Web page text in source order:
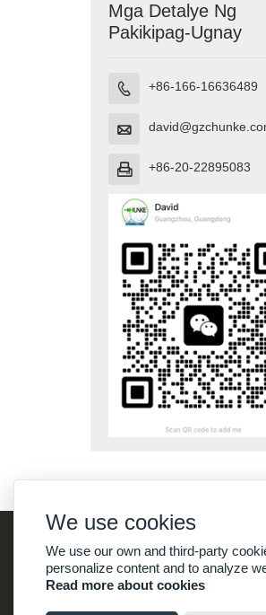
Mga Detalye Ng
Pakikipag-Ugnay
 +86-166-16636489

 +86-20-22895083
No:8,
We use cookies
We use our own and third-party
personalize content and to analyze
Read more about cookies